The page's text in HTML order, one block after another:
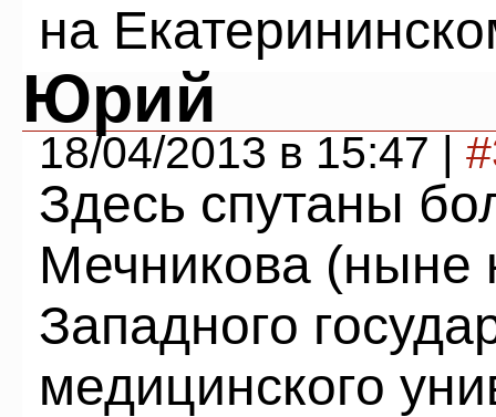
на
Юрий
18/04/2013 в 15:47 |
Здесь спутаны
Мечникова (ныне
Западного
медицинского